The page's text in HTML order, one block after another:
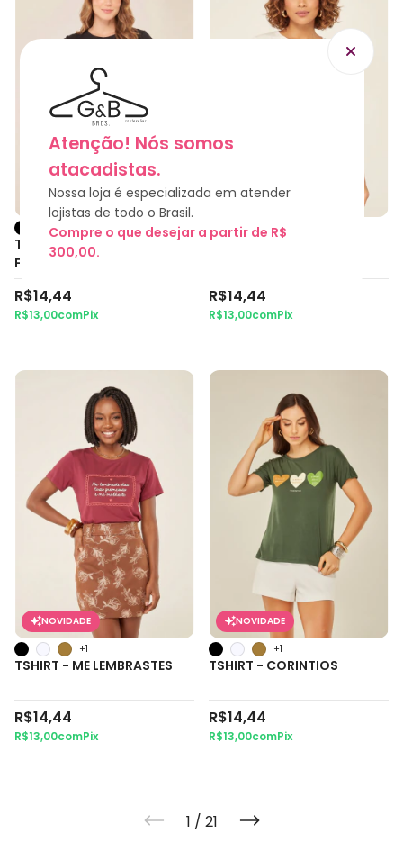
TSHIRT - DEUS FAZ
FLORECER
NOVIDADE
R$14,44
R$13,00comPix
+1
TSHIRT - AGRADECER É A
NOVIDADE
R$14,44
R$13,00comPix
+1
TSHIRT - ME LEMBRASTES
NOVIDADE
R$14,44
R$13,00comPix
+1
TSHIRT - CORINTIOS
NOVIDADE
R$14,44
R$13,00comPix
+1
1 / 21
Atenção! Nós somos
atacadistas.
Nossa loja é especializada em atender
lojistas de todo o Brasil.
Compre o que desejar a partir de R$
300,00.